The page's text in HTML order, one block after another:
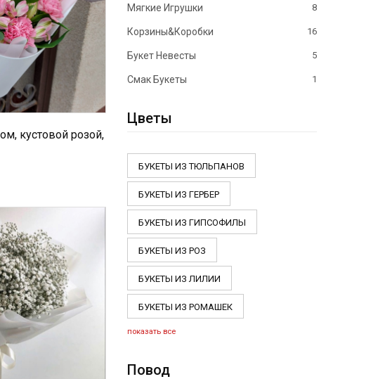
Мягкие Игрушки 8
Корзины&Коробки 16
Букет Невесты 5
Смак Букеты 1
Цветы
БУКЕТЫ ИЗ ТЮЛЬПАНОВ
БУКЕТЫ ИЗ ГЕРБЕР
БУКЕТЫ ИЗ ГИПСОФИЛЫ
БУКЕТЫ ИЗ РОЗ
БУКЕТЫ ИЗ ЛИЛИИ
БУКЕТЫ ИЗ РОМАШЕК
показать все
Повод
кустовой розой,